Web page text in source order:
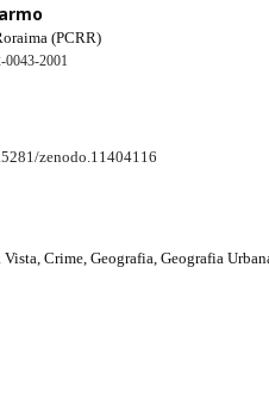
(PCRR)
0043-2001
zenodo.11404116
Vista, Crime, Geografia, Geografia